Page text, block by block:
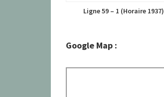
Ligne 59 – 1 (Horaire 1937)
Google Map :